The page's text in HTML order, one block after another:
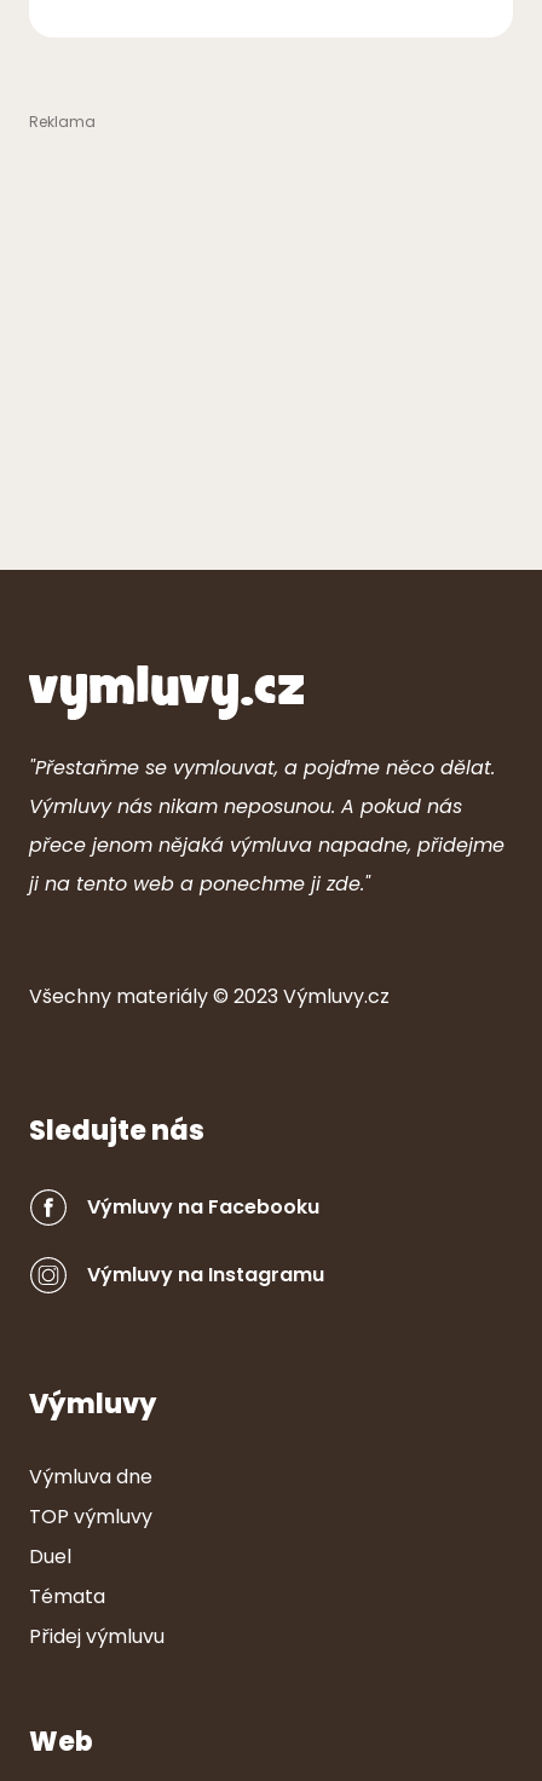
"Přestaňme se vymlouvat, a pojďme něco dělat.
Výmluvy nás nikam neposunou. A pokud nás
přece jenom nějaká výmluva napadne, přidejme
ji na tento web a ponechme ji zde."
Všechny materiály © 2023Výmluvy.cz
Sledujte nás
Výmluvy na Facebooku
Výmluvy na Instagramu
Výmluvy
Výmluva dne
TOP výmluvy
Duel
Témata
Přidej výmluvu
Web